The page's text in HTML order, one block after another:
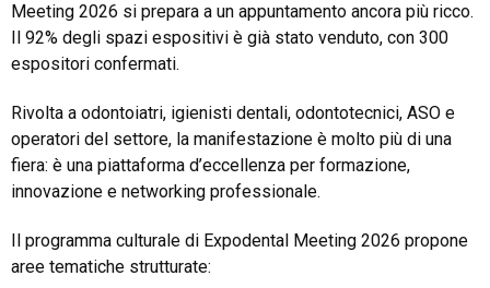
Meeting 2026 si prepara a un appuntamento ancora più ricco.
Il 92% degli spazi espositivi è già stato venduto, con 300
espositori confermati.
Rivolta a odontoiatri, igienisti dentali, odontotecnici, ASO e
operatori del settore, la manifestazione è molto più di una
fiera: è una piattaforma d’eccellenza per formazione,
innovazione e networking professionale.
Il programma culturale di Expodental Meeting 2026 propone
aree tematiche strutturate: